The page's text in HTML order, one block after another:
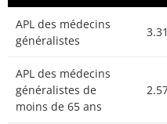
APL des médecins
généralistes
3.31
APL des médecins
généralistes de
moins de 65 ans